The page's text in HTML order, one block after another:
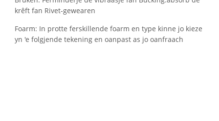
krêft fan Rivet-gewearen
Foarm: In protte ferskillende foarm en type kinne jo kieze
yn 'e folgjende tekening en oanpast as jo oanfraach